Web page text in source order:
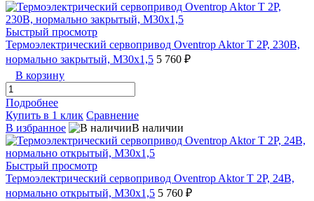
Быстрый просмотр
Термоэлектрический сервопривод Oventrop Aktor T 2P, 230В,
нормально закрытый, М30х1,5 5 760 ₽
В корзину
Подробнее
Купить в 1 клик Сравнение
В избранное
В наличии
Быстрый просмотр
Термоэлектрический сервопривод Oventrop Aktor T 2P, 24В,
нормально открытый, М30х1,5 5 760 ₽